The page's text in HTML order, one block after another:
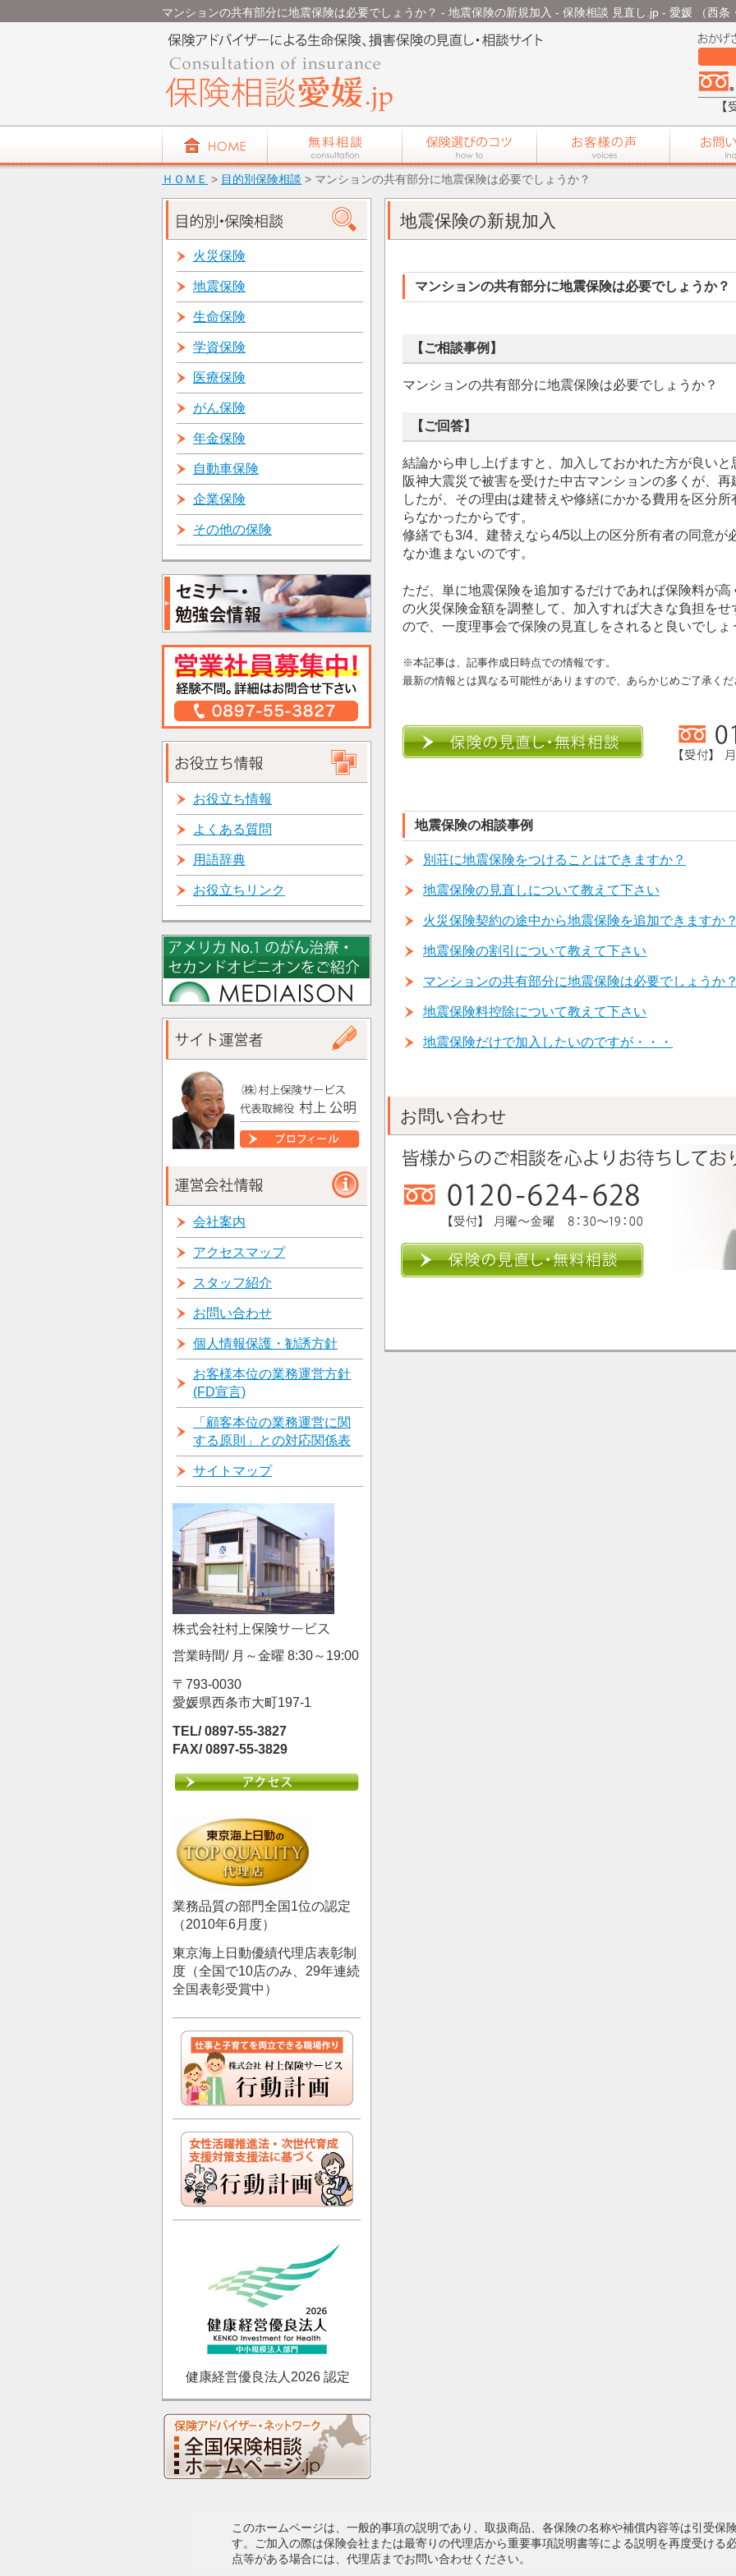
マンションの共有部分に地震保険は必要でしょうか？ - 地震保険の新規加入 - 保険相談 見直し.jp - 愛媛 （西条
ＨＯＭＥ > 目的別保険相談 > マンションの共有部分に地震保険は必要でしょうか？
地震保険の新規加入
マンションの共有部分に地震保険は必要でしょうか？
【ご相談事例】
マンションの共有部分に地震保険は必要でしょうか？
【ご回答】
結論から申し上げますと、加入しておかれた方が良いと
阪神大震災で被害を受けた中古マンションの多くが、
したが、その理由は建替えや修繕にかかる費用を区分
らなかったからです。
修繕でも3/4、建替えなら4/5以上の区分所有者の同意が
なか進まないのです。
ただ、単に地震保険を追加するだけであれば保険料が
の火災保険金額を調整して、加入すれば大きな負担を
ので、一度理事会で保険の見直しをされると良いでしょ
※本記事は、記事作成日時点での情報です。
最新の情報とは異なる可能性がありますので、あらかじめご了承くだ
地震保険の相談事例
別荘に地震保険をつけることはできますか？
地震保険の見直しについて教えて下さい
火災保険契約の途中から地震保険を追加できますか
地震保険の割引について教えて下さい
マンションの共有部分に地震保険は必要でしょうか
地震保険料控除について教えて下さい
地震保険だけで加入したいのですが・・・
お問い合わせ
火災保険
地震保険
生命保険
学資保険
医療保険
がん保険
年金保険
自動車保険
企業保険
その他の保険
お役立ち情報
よくある質問
用語辞典
お役立ちリンク
会社案内
アクセスマップ
スタッフ紹介
お問い合わせ
個人情報保護・勧誘方針
お客様本位の業務運営方針
(FD宣言)
「顧客本位の業務運営に関
する原則」との対応関係表
サイトマップ
営業時間/ 月～金曜 8:30～19:00
〒793-0030
愛媛県西条市大町197-1
TEL/ 0897-55-3827
FAX/ 0897-55-3829
業務品質の部門全国1位の認定
（2010年6月度）
東京海上日動優績代理店表彰制
度（全国で10店のみ、29年連続
全国表彰受賞中）
健康経営優良法人2026 認定
このホームページは、一般的事項の説明であり、取扱商品、各保険の名称や補償内容等は引受保
す。ご加入の際は保険会社または最寄りの代理店から重要事項説明書等による説明を再度受ける
点等がある場合には、代理店までお問い合わせください。